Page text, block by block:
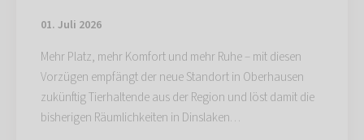
01. Juli 2026
Mehr Platz, mehr Komfort und mehr Ruhe – mit diesen
Vorzügen empfängt der neue Standort in Oberhausen
zukünftig Tierhaltende aus der Region und löst damit die
bisherigen Räumlichkeiten in Dinslaken…